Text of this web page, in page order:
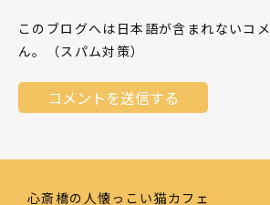
このブログへは日本語が含まれないコ
ん。（スパム対策）
心斎橋の人懐っこい猫カフェ